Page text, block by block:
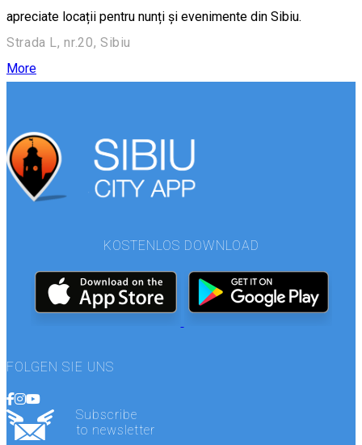
apreciate locații pentru nunți și evenimente din Sibiu.
Strada L, nr.20, Sibiu
More
KOSTENLOS DOWNLOAD
FOLGEN SIE UNS
Subscribe
to newsletter